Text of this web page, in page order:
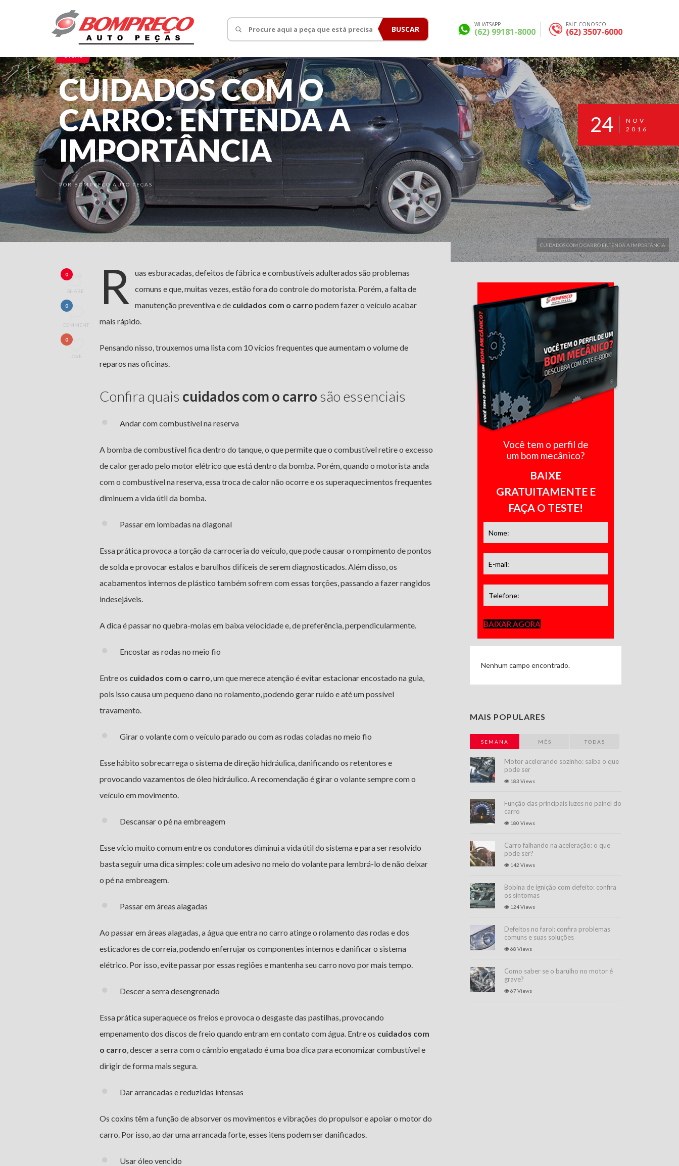
BUSCAR WHATSAPP
(62) 99181-8000
FALE CONOSCO
(62) 3507-6000
CUIDADOS COM O CARRO ENTENDA A IMPORTÂNCIA
CUIDADOS COM O
CARRO: ENTENDA A
IMPORTÂNCIA
PORBOMPREÇO AUTO PEÇAS
24
NOV
2016
0
SHARE
0
COMMENT
0
LOVE
R
uas esburacadas, defeitos de fábrica e combustíveis adulterados são problemas
comuns e que, muitas vezes, estão fora do controle do motorista. Porém, a falta de
manutenção preventiva e de cuidados com o carro podem fazer o veículo acabar
mais rápido.
Pensando nisso, trouxemos uma lista com 10 vícios frequentes que aumentam o volume de
reparos nas oficinas.
Confira quais cuidados com o carro são essenciais
Andar com combustível na reserva
A bomba de combustível fica dentro do tanque, o que permite que o combustível retire o excesso
de calor gerado pelo motor elétrico que está dentro da bomba. Porém, quando o motorista anda
com o combustível na reserva, essa troca de calor não ocorre e os superaquecimentos frequentes
diminuem a vida útil da bomba.
Passar em lombadas na diagonal
Essa prática provoca a torção da carroceria do veículo, que pode causar o rompimento de pontos
de solda e provocar estalos e barulhos difíceis de serem diagnosticados. Além disso, os
acabamentos internos de plástico também sofrem com essas torções, passando a fazer rangidos
indesejáveis.
A dica é passar no quebra-molas em baixa velocidade e, de preferência, perpendicularmente.
Encostar as rodas no meio fio
Entre os cuidados com o carro, um que merece atenção é evitar estacionar encostado na guia,
pois isso causa um pequeno dano no rolamento, podendo gerar ruído e até um possível
travamento.
Girar o volante com o veículo parado ou com as rodas coladas no meio fio
Esse hábito sobrecarrega o sistema de direção hidráulica, danificando os retentores e
provocando vazamentos de óleo hidráulico. A recomendação é girar o volante sempre com o
veículo em movimento.
Descansar o pé na embreagem
Esse vício muito comum entre os condutores diminui a vida útil do sistema e para ser resolvido
basta seguir uma dica simples: cole um adesivo no meio do volante para lembrá-lo de não deixar
o pé na embreagem.
Passar em áreas alagadas
Ao passar em áreas alagadas, a água que entra no carro atinge o rolamento das rodas e dos
esticadores de correia, podendo enferrujar os componentes internos e danificar o sistema
elétrico. Por isso, evite passar por essas regiões e mantenha seu carro novo por mais tempo.
Descer a serra desengrenado
Essa prática superaquece os freios e provoca o desgaste das pastilhas, provocando
empenamento dos discos de freio quando entram em contato com água. Entre os cuidados com
o carro, descer a serra com o câmbio engatado é uma boa dica para economizar combustível e
dirigir de forma mais segura.
Dar arrancadas e reduzidas intensas
Os coxins têm a função de absorver os movimentos e vibrações do propulsor e apoiar o motor do
carro. Por isso, ao dar uma arrancada forte, esses itens podem ser danificados.
Usar óleo vencido
Você tem o perfil de
um bom mecânico?
BAIXE
GRATUITAMENTE E
FAÇA O TESTE!
BAIXAR AGORA
Nenhum campo encontrado.
MAIS POPULARES
SEMANA MÊS TODAS
Motor acelerando sozinho: saiba o que
pode ser
183 Views
Função das principais luzes no painel do
carro
180 Views
Carro falhando na aceleração: o que
pode ser?
142 Views
Bobina de ignição com defeito: confira
os sintomas
124 Views
Defeitos no farol: confira problemas
comuns e suas soluções
68 Views
Como saber se o barulho no motor é
grave?
67 Views